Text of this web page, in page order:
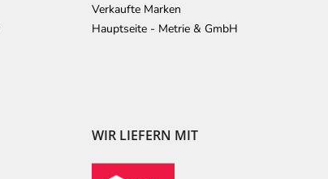
Verkaufte Marken
Hauptseite - Metrie & GmbH
WIR LIEFERN MIT